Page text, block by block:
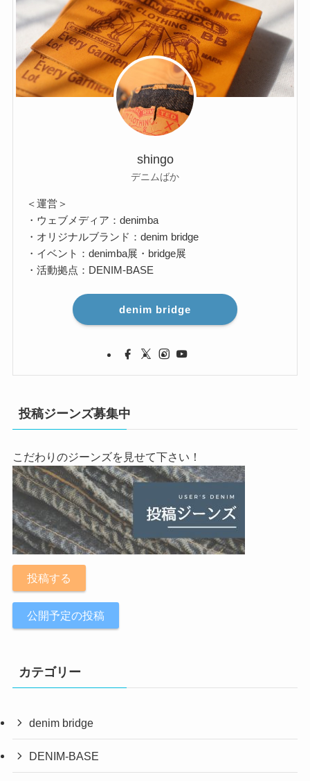
shingo
デニムばか
＜運営＞
・ウェブメディア：denimba
・オリジナルブランド：denim bridge
・イベント：denimba展・bridge展
・活動拠点：DENIM-BASE
denim bridge
投稿ジーンズ募集中
こだわりのジーンズを見せて下さい！
投稿する
公開予定の投稿
カテゴリー
denim bridge
DENIM-BASE